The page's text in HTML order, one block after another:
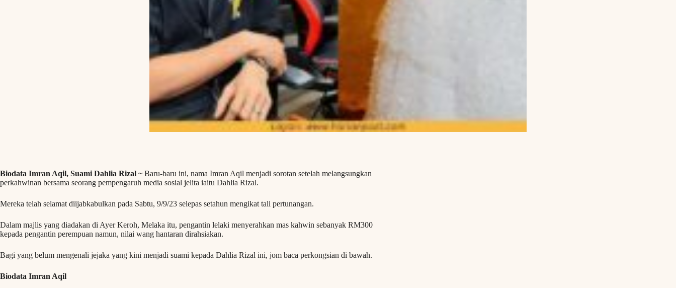
Biodata Imran Aqil, Suami Dahlia Rizal ~Baru-baru ini, nama Imran Aqil menjadi sorotan setelah melangsungkan
perkahwinan bersama seorang pempengaruh media sosial jelita iaitu Dahlia Rizal.
Mereka telah selamat diijabkabulkan pada Sabtu, 9/9/23 selepas setahun mengikat tali pertunangan.
Dalam majlis yang diadakan di Ayer Keroh, Melaka itu, pengantin lelaki menyerahkan mas kahwin sebanyak RM300
kepada pengantin perempuan namun, nilai wang hantaran dirahsiakan.
Bagi yang belum mengenali jejaka yang kini menjadi suami kepada Dahlia Rizal ini, jom baca perkongsian di bawah.
Biodata Imran Aqil